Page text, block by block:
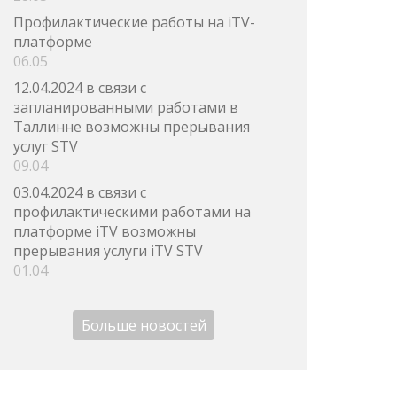
Профилактические работы на iTV-
платформе
06.05
12.04.2024 в связи с
запланированными работами в
Таллинне возможны прерывания
услуг STV
09.04
03.04.2024 в связи с
профилактическими работами на
платформе iTV возможны
прерывания услуги iTV STV
01.04
Больше новостей